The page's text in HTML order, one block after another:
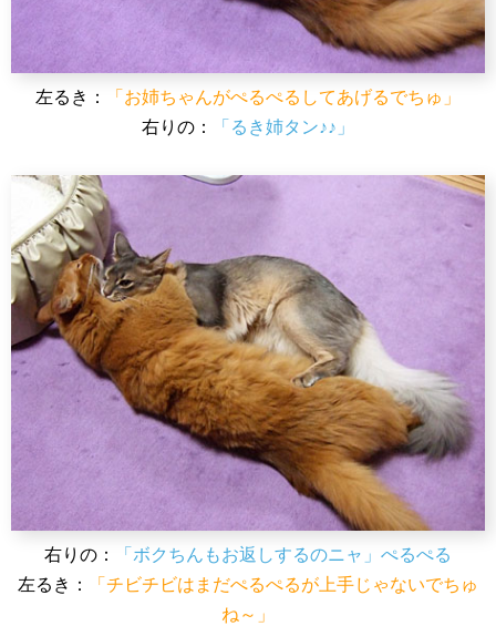
左るき：
「お姉ちゃんがぺるぺるしてあげるでちゅ」
右りの：
「るき姉タン♪♪」
右りの：
「ボクちんもお返しするのニャ」ぺるぺる
左るき：
「チビチビはまだぺるぺるが上手じゃないでちゅ
ね～」